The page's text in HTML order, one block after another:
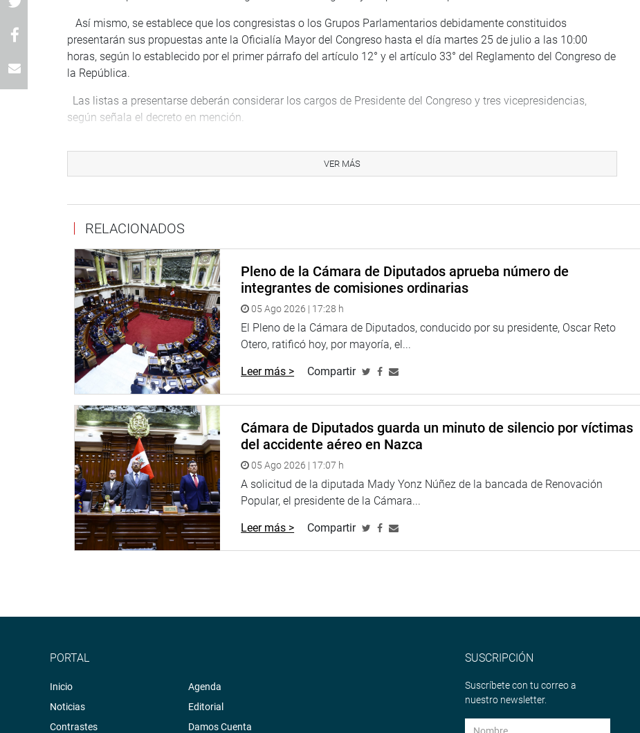
Así mismo, se establece que los congresistas o los Grupos Parlamentarios debidamente constituidos
presentarán sus propuestas ante la Oficialía Mayor del Congreso hasta el día martes 25 de julio a las 10:00
horas, según lo establecido por el primer párrafo del artículo 12° y el artículo 33° del Reglamento del Congreso de
la República.
Las listas a presentarse deberán considerar los cargos de Presidente del Congreso y tres vicepresidencias,
según señala el decreto en mención.
PRENSA-CONGRESO
http://www.congreso.gob.pe/
Facebook:https://www.facebook.com/congresodelarepublicadelperu?fref=ts
Twitter:
Youtube:http://www.youtube.com/congresoperu
Soundcloud:https://soundcloud.com/radiocongreso<https://soundcloud.com/radiocongreso>
Sistema de Archivo Fotográfico (SAF):http://www4.congreso.gob.pe/fotografia.asp
VER MÁS
RELACIONADOS
Pleno de la Cámara de Diputados aprueba número de
integrantes de comisiones ordinarias
05 Ago 2026 | 17:28 h
El Pleno de la Cámara de Diputados, conducido por su presidente, Oscar Reto
Otero, ratificó hoy, por mayoría, el...
Leer más > Compartir
Cámara de Diputados guarda un minuto de silencio por víctimas
del accidente aéreo en Nazca
05 Ago 2026 | 17:07 h
A solicitud de la diputada Mady Yonz Núñez de la bancada de Renovación
Popular, el presidente de la Cámara...
Leer más > Compartir
PORTAL
Inicio
Noticias
Contrastes
Agenda
Editorial
Damos Cuenta
SUSCRIPCIÓN
Suscríbete con tu correo a
nuestro newsletter.